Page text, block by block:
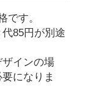
です。
85円が別途
インの場
になりま